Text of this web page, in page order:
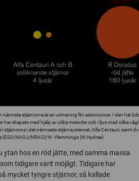
närmsta stjärnorna är en utmaning för astronomer. I den här
har skapats med hjälp av olika metoder och i ljus med olika
stjärnorna i det närmaste stjärnsystemet, Alfa Centauri, samt
(ESO/NAOJ/NRAO)/W. Vlemmings (W Hydrae)
ytan hos en röd jätte, med samma massa
tidigare varit möjligt. Tidigare har
mycket tyngre stjärnor, så kallade